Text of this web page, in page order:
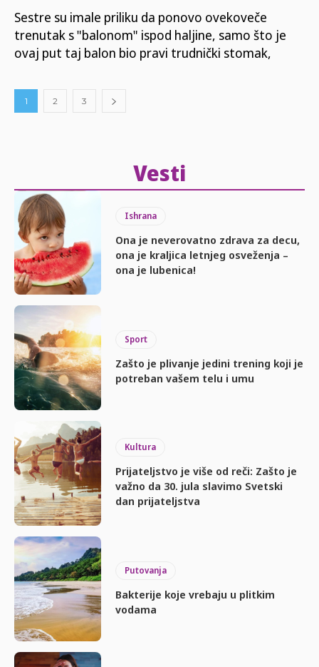
Sestre su imale priliku da ponovo ovekoveče
trenutak s "balonom" ispod haljine, samo što je
ovaj put taj balon bio pravi trudnički stomak,
1 2 3
Vesti
Ishrana
Ona je neverovatno zdrava za decu,
ona je kraljica letnjeg osveženja –
ona je lubenica!
Sport
Zašto je plivanje jedini trening koji je
potreban vašem telu i umu
Kultura
Prijateljstvo je više od reči: Zašto je
važno da 30. jula slavimo Svetski
dan prijateljstva
Putovanja
Bakterije koje vrebaju u plitkim
vodama